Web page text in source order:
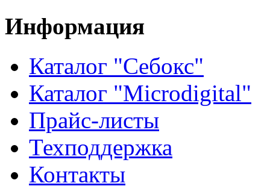
Информация
Каталог "Себокс"
Каталог "Microdigital"
Прайс-листы
Техподдержка
Контакты